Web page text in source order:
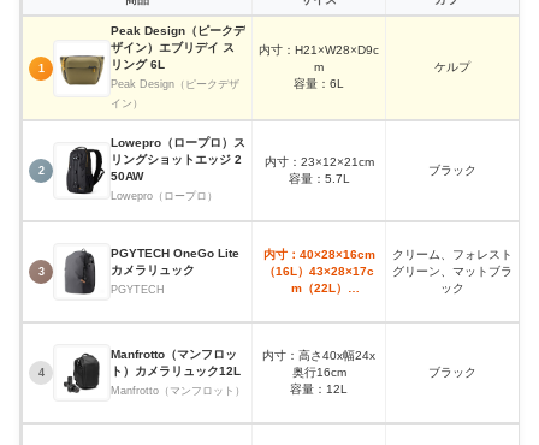
1
Peak Design（ピークデ
ザイン）エブリデイ ス
リング 6L
Peak Design（ピークデザ
イン）
内寸：H21×W28×D9c
m
容量：6L
ケルプ
2
Lowepro（ロープロ）ス
リングショットエッジ 2
50AW
Lowepro（ロープロ）
内寸：23×12×21cm
容量：5.7L
ブラック
3
PGYTECH OneGo Lite
カメラリュック
PGYTECH
内寸：40×28×16cm
（16L）43×28×17c
m（22L）
クリーム、フォレスト
グリーン、マットブラ
ック
4
Manfrotto（マンフロッ
ト）カメラリュック12L
Manfrotto（マンフロット）
内寸：高さ40x幅24x
奥行16cm
容量：12L
ブラック